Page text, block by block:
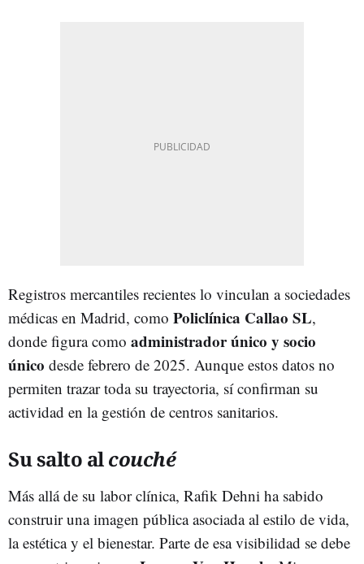
Registros mercantiles recientes lo vinculan a sociedades
médicas en Madrid, como Policlínica Callao SL,
donde figura como administrador único y socio
único desde febrero de 2025. Aunque estos datos no
permiten trazar toda su trayectoria, sí confirman su
actividad en la gestión de centros sanitarios.
Su salto alcouché
Más allá de su labor clínica, Rafik Dehni ha sabido
construir una imagen pública asociada al estilo de vida,
la estética y el bienestar. Parte de esa visibilidad se debe